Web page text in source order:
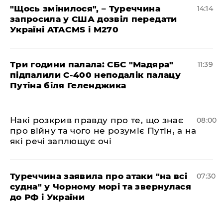
"Щось змінилося", – Туреччина
запросила у США дозвіл передати
Україні ATACMS і M270
14:14
Три години палала: СБС "Мадяра"
підпалили С-400 неподалік палацу
Путіна біля Геленджика
11:39
Накі розкрив правду про те, що знає
про війну та чого не розуміє Путін, а на
які речі заплющує очі
08:00
Туреччина заявила про атаки "на всі
судна" у Чорному морі та звернулася
до РФ і України
07:30